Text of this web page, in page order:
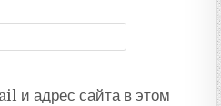
и адрес сайта в этом